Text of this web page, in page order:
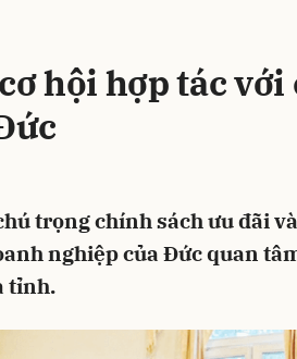
hội hợp tác với
trọng chính sách ưu đãi
nghiệp của Đức quan
tỉnh.